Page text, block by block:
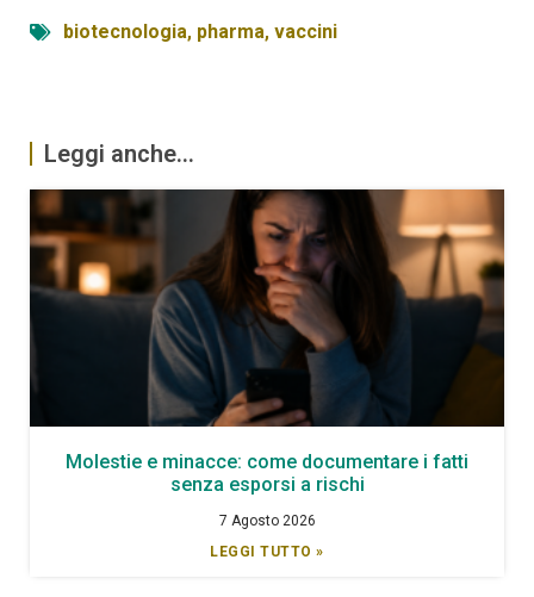
biotecnologia, pharma, vaccini
Leggi anche...
Molestie e minacce: come documentare i fatti
senza esporsi a rischi
7 Agosto 2026
LEGGI TUTTO »